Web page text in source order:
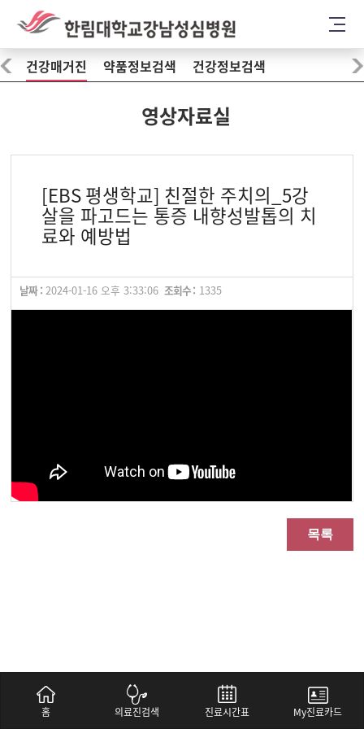
건강매거진 약품정보검색 건강정보검색
영상자료실
[EBS 평생학교] 친절한 주치의_5강
살을 파고드는 통증 내향성발톱의 치
료와 예방법
날짜 : 2024-01-16 오후 3:33:06 조회수 : 1335
목록
홈 의료진검색 진료시간표 My진료카드